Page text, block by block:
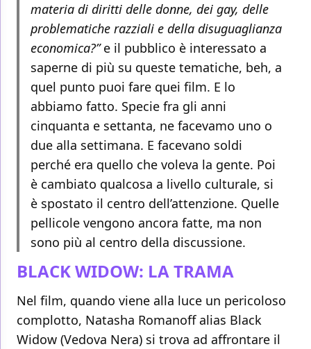
materia di diritti delle donne, dei gay, delle
problematiche razziali e della disuguaglianza
economica?”e il pubblico è interessato a
saperne di più su queste tematiche, beh, a
quel punto puoi fare quei film. E lo
abbiamo fatto. Specie fra gli anni
cinquanta e settanta, ne facevamo uno o
due alla settimana. E facevano soldi
perché era quello che voleva la gente. Poi
è cambiato qualcosa a livello culturale, si
è spostato il centro dell’attenzione. Quelle
pellicole vengono ancora fatte, ma non
sono più al centro della discussione.
BLACK WIDOW: LA TRAMA
Nel film, quando viene alla luce un pericoloso
complotto, Natasha Romanoff alias Black
Widow (Vedova Nera) si trova ad affrontare il